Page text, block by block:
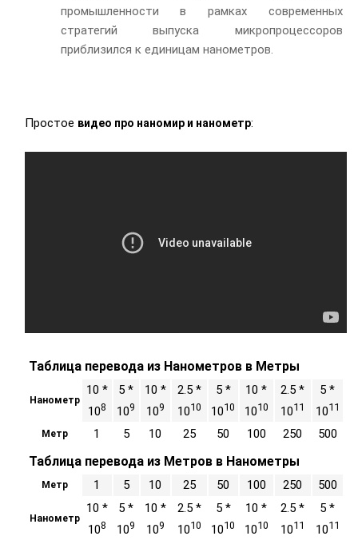
промышленности в рамках современных
стратегий выпуска микропроцессоров
приблизился к единицам нанометров.
Простое видео про наномир и нанометр:
Таблица перевода из Нанометров в Метры
Нанометр
10 *
108
5 *
109
10 *
109
2.5 *
1010
5 *
1010
10 *
1010
2.5 *
1011
5 *
1011
Метр 1 5 10 25 50 100 250 500
Таблица перевода из Метров в Нанометры
Метр 1 5 10 25 50 100 250 500
Нанометр
10 *
108
5 *
109
10 *
109
2.5 *
1010
5 *
1010
10 *
1010
2.5 *
1011
5 *
1011